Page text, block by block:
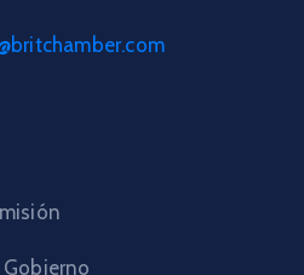
Gobierno